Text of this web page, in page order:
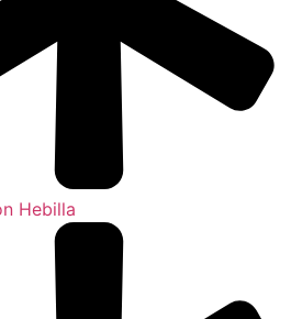
Hebilla